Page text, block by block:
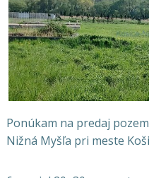
Ponúkam na predaj
Nižná Myšľa pri meste